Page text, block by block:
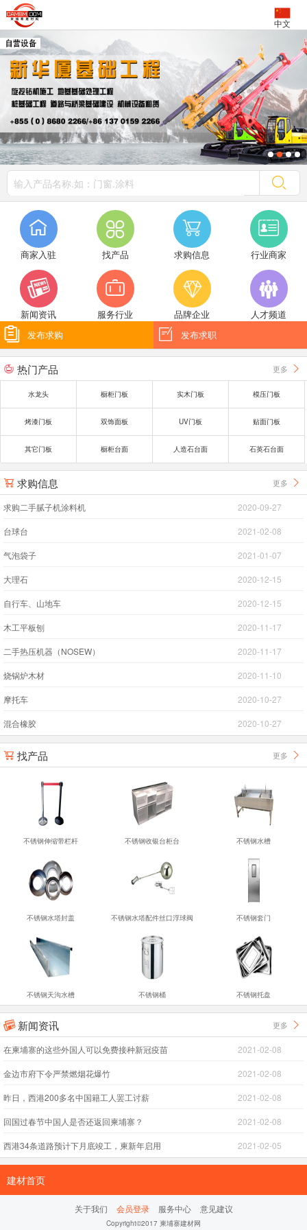
中文

商家入驻

找产品

求购信息

行业商家

新闻资讯

服务行业

品牌企业

人才频道
 发布求购  发布求职
 热门产品 更多 
水龙头 橱柜门板 实木门板 模压门板
烤漆门板 双饰面板 UV门板 贴面门板
其它门板 橱柜台面 人造石台面 石英石台面
 求购信息 更多 
求购二手腻子机涂料机 2020-09-27
台球台 2021-02-08
气泡袋子 2021-01-07
大理石 2020-12-15
自行车、山地车 2020-12-15
木工平板刨 2020-11-17
二手热压机器（NOSEW） 2020-11-17
烧锅炉木材 2020-11-10
摩托车 2020-10-27
混合橡胶 2020-10-27
 找产品 更多 
不锈钢伸缩带栏杆 不锈钢收银台柜台 不锈钢水槽
不锈钢水塔封盖 不锈钢水塔配件丝口浮球阀 不锈钢套门
不锈钢天沟水槽 不锈钢桶 不锈钢托盘
 新闻资讯 更多 
在柬埔寨的这些外国人可以免费接种新冠疫苗 2021-02-08
金边市府下令严禁燃烟花爆竹 2021-02-08
昨日，西港200多名中国籍工人罢工讨薪 2021-02-08
回国过春节中国人是否还返回柬埔寨？ 2021-02-08
西港34条道路预计下月底竣工，柬新年启用 2021-02-05
建材首页
关于我们 会员登录 服务中心 意见建议
Copyright©2017 柬埔寨建材网